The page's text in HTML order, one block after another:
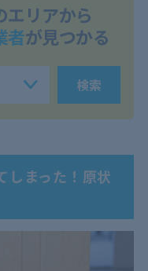
エリアから
者が見つかる
検索
しまった！原状